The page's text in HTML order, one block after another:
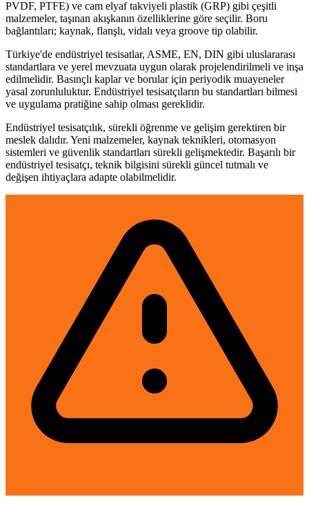
PVDF, PTFE) ve cam elyaf takviyeli plastik (GRP) gibi çeşitli
malzemeler, taşınan akışkanın özelliklerine göre seçilir. Boru
bağlantıları; kaynak, flanşlı, vidalı veya groove tip olabilir.
Türkiye'de endüstriyel tesisatlar, ASME, EN, DIN gibi uluslararası
standartlara ve yerel mevzuata uygun olarak projelendirilmeli ve inşa
edilmelidir. Basınçlı kaplar ve borular için periyodik muayeneler
yasal zorunluluktur. Endüstriyel tesisatçıların bu standartları bilmesi
ve uygulama pratiğine sahip olması gereklidir.
Endüstriyel tesisatçılık, sürekli öğrenme ve gelişim gerektiren bir
meslek dalıdır. Yeni malzemeler, kaynak teknikleri, otomasyon
sistemleri ve güvenlik standartları sürekli gelişmektedir. Başarılı bir
endüstriyel tesisatçı, teknik bilgisini sürekli güncel tutmalı ve
değişen ihtiyaçlara adapte olabilmelidir.